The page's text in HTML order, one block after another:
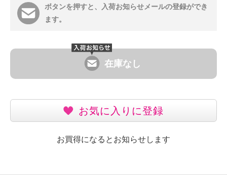
ボタンを押すと、入荷お知らせメールの登録ができ
ます。
在庫なし
お気に入りに登録
お買得になるとお知らせします